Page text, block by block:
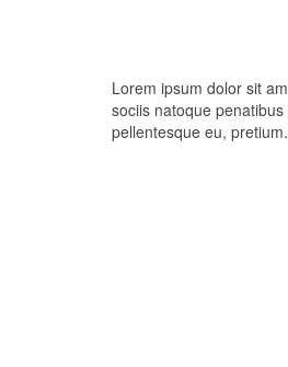
Lorem ipsum dolor sit
sociis natoque
pellentesque eu, pretium.